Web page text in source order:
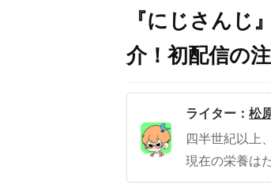
『にじさんじ
介！初配信の
ライター： 松
四半世紀以上
現在の栄養は